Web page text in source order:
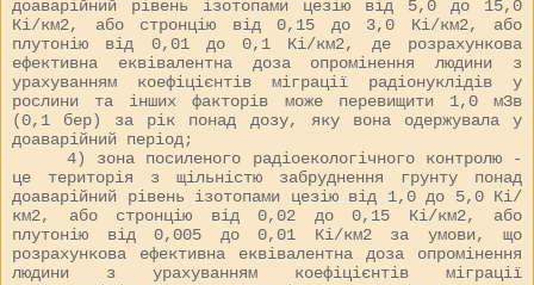
доаварійний рівень ізотопами цезію від 5,0 до 15,0
Кі/км2, або стронцію від 0,15 до 3,0 Кі/км2, або
плутонію від 0,01 до 0,1 Кі/км2, де розрахункова
ефективна еквівалентна доза опромінення людини з
урахуванням коефіцієнтів міграції радіонуклідів у
рослини та інших факторів може перевищити 1,0 мЗв
(0,1 бер) за рік понад дозу, яку вона одержувала у
доаварійний період;
4) зона посиленого радіоекологічного контролю -
це територія з щільністю забруднення грунту понад
доаварійний рівень ізотопами цезію від 1,0 до 5,0 Кі/
км2, або стронцію від 0,02 до 0,15 Кі/км2, або
плутонію від 0,005 до 0,01 Кі/км2 за умови, що
розрахункова ефективна еквівалентна доза опромінення
людини з урахуванням коефіцієнтів міграції